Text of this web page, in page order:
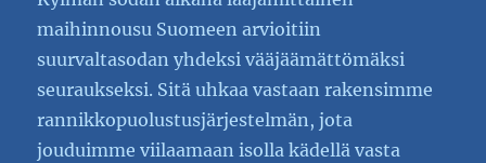
maihinnousu Suomeen arvioitiin
suurvaltasodan yhdeksi vääjäämättömäksi
seuraukseksi. Sitä uhkaa vastaan rakensimme
rannikkopuolustusjärjestelmän, jota
jouduimme viilaamaan isolla kädellä vasta